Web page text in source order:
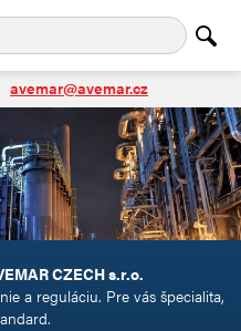
avemar@avemar.cz
CZECH s.r.o.
a reguláciu. Pre vás špecialita,